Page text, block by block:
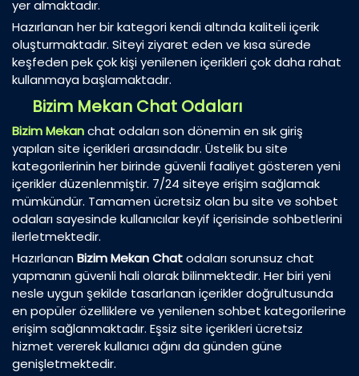
yer almaktadır.
Hazırlanan her bir kategori kendi altında kaliteli içerik
oluşturmaktadır. Siteyi ziyaret eden ve kısa sürede
keşfeden pek çok kişi yenilenen içerikleri çok daha rahat
kullanmaya başlamaktadır.
Bizim Mekan Chat Odaları
Bizim Mekanchat odaları son dönemin en sık giriş
yapılan site içerikleri arasındadır. Üstelik bu site
kategorilerinin her birinde güvenli faaliyet gösteren yeni
içerikler düzenlenmiştir. 7/24 siteye erişim sağlamak
mümkündür. Tamamen ücretsiz olan bu site ve sohbet
odaları sayesinde kullanıcılar keyif içerisinde sohbetlerini
ilerletmektedir.
HazırlananBizim Mekan Chatodaları sorunsuz chat
yapmanın güvenli hali olarak bilinmektedir. Her biri yeni
nesle uygun şekilde tasarlanan içerikler doğrultusunda
en popüler özelliklere ve yenilenen sohbet kategorilerine
erişim sağlanmaktadır. Eşsiz site içerikleri ücretsiz
hizmet vererek kullanıcı ağını da günden güne
genişletmektedir.